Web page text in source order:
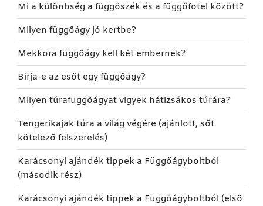
Mi a különbség a függőszék és a függőfotel között?
Milyen függőágy jó kertbe?
Mekkora függőágy kell két embernek?
Bírja-e az esőt egy függőágy?
Milyen túrafüggőágyat vigyek hátizsákos túrára?
Tengerikajak túra a világ végére (ajánlott, sőt
kötelező felszerelés)
Karácsonyi ajándék tippek a Függőágyboltból
(második rész)
Karácsonyi ajándék tippek a Függőágyboltból (első